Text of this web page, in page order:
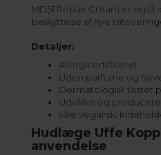
MD51 Repair Cream er også
beskyttelse af nye
Detaljer:
Allergicertificeret
Uden parfume og
Dermatologisk testet
Udviklet og
Ikke vegansk:
Hudlæge Uffe
anvendelse